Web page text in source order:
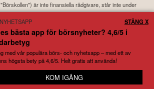
är inte finansiella rådgivare, står inte under
och ger inga råd till dig. Detta innebär att
på information som direkt eller indirekt härrörande
med koppling till Börskollen, alltid fattas
Börskollen frånsäger sig allt ansvar för eventuell
slag det må vara som grundar sig på användandet av
tjänsten Börskollen.
Sverige AB. All rights reserved.
och ekonominyheter från över 100
olika källor
bästa app för börsnyheter? 4,6/5 i
med vår populära börs- och nyhetsapp – med ett av
högsta bety på 4,6/5. Helt gratis att använda!
KOM IGÅNG
STÄNG X